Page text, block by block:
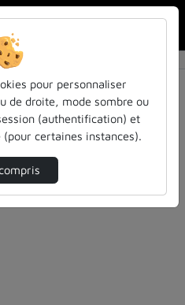
de vues
pour personnaliser
de droite, mode sombre ou
(authentification) et
certaines instances).